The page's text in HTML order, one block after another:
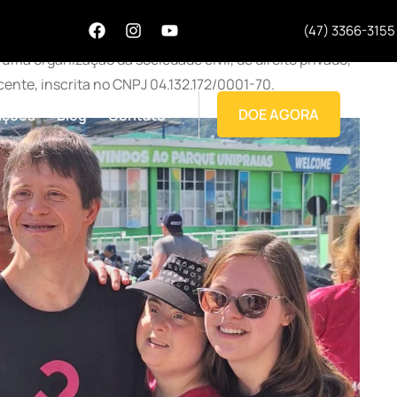
(47) 3366-3155
Blog Contato DOE AGORA
organização da sociedade civil, de direito privado,
inscrita no CNPJ 04.132.172/0001-70.